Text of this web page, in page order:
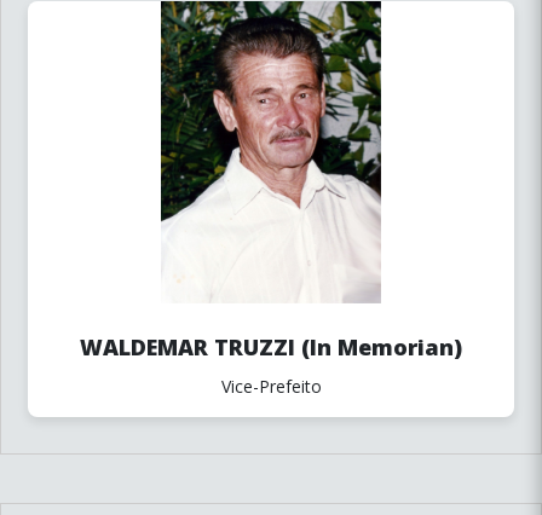
WALDEMAR TRUZZI (In Memorian)
Vice-Prefeito